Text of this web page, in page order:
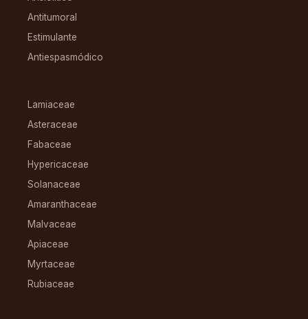
Antitumoral
Estimulante
Antiespasmódico
Lamiaceae
Asteraceae
Fabaceae
Hypericaceae
Solanaceae
Amaranthaceae
Malvaceae
Apiaceae
Myrtaceae
Rubiaceae